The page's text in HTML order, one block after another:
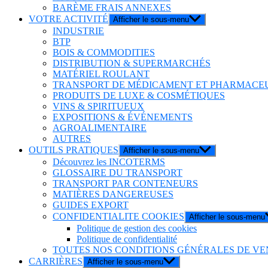
BARÈME FRAIS ANNEXES
VOTRE ACTIVITÉ Afficher le sous-menu
INDUSTRIE
BTP
BOIS & COMMODITIES
DISTRIBUTION & SUPERMARCHÉS
MATÉRIEL ROULANT
TRANSPORT DE MÉDICAMENT ET
PRODUITS DE LUXE & COSMÉTIQUES
VINS & SPIRITUEUX
EXPOSITIONS & ÉVÉNEMENTS
AGROALIMENTAIRE
AUTRES
OUTILS PRATIQUES Afficher le sous-menu
Découvrez les INCOTERMS
GLOSSAIRE DU TRANSPORT
TRANSPORT PAR CONTENEURS
MATIÈRES DANGEREUSES
GUIDES EXPORT
CONFIDENTIALITE COOKIES Afficher le sous-menu
Politique de gestion des cookies
Politique de confidentialité
TOUTES NOS CONDITIONS GÉNÉRALES DE
CARRIÈRES Afficher le sous-menu